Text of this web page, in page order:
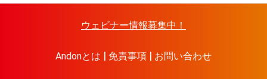
ウェビナー情報募集中！
Andonとは 免責事項 お問い合わせ